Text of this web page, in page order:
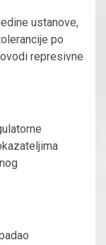
ustanove,
po
represivne